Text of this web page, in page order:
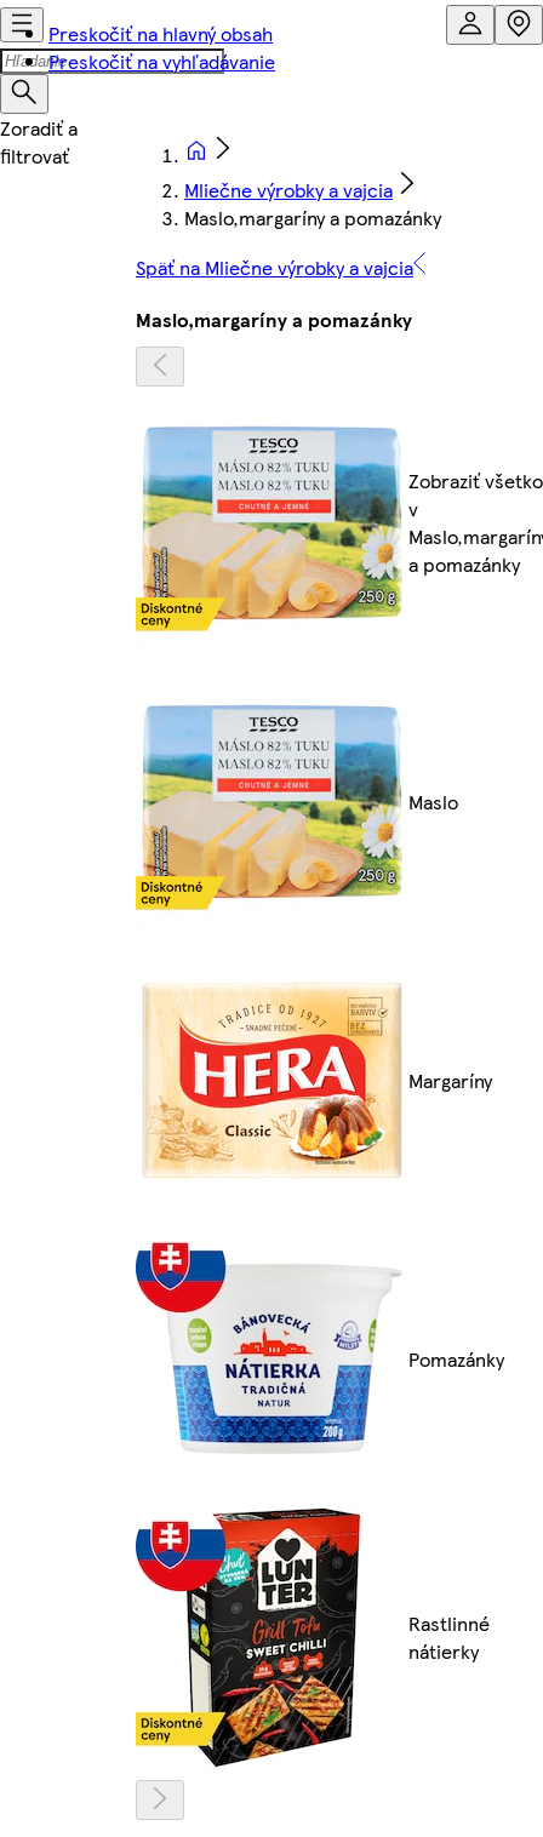
Preskočiť na hlavný obsah
Preskočiť na vyhľadávanie
Mliečne výrobky a vajcia
Maslo,margaríny a pomazánky
Späť na Mliečne výrobky a vajcia
Maslo,margaríny a pomazánky
Zobraziť všetko
v
a pomazánky
Maslo
Margaríny
Pomazánky
Rastlinné
nátierky